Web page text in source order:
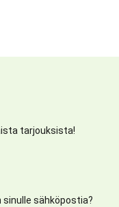
tarjouksista!
sähköpostia?